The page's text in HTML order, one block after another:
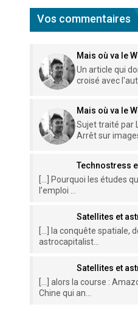
Vos commentaires
Mais où va le
Un article qui
croisé avec
Mais où va le
Sujet traité par
Arrêt sur
Technostress
[…] Pourquoi les études
l’emploi ...
Satellites et
[…] la conquête spatiale,
astrocapitalist...
Satellites et
[…] alors la course :
Chine qui an...